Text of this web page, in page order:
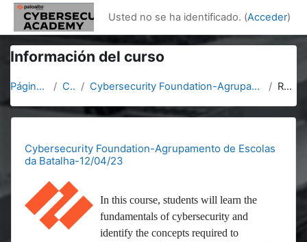
Salta al contenido principal
Usted no se ha identificado. (Acceder)
Información del curso
Página Principal Cursos Cybersecurity Foundation-Agrupamento de Escolas da Batalha-12/04/23 Resumen
Cybersecurity Foundation-Agrupamento de Escolas
da Batalha-12/04/23
In this course, students will learn the
fundamentals of cybersecurity and
identify the concepts required to